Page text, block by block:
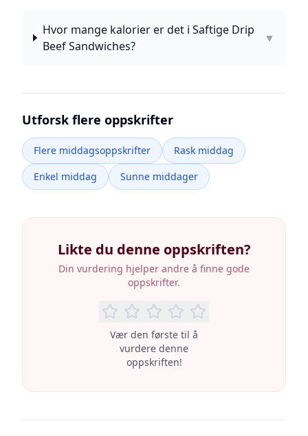
Hvor mange kalorier er det i Saftige Drip
Beef Sandwiches?
▼
Utforsk flere oppskrifter
Flere middagsoppskrifter
Rask middag
Enkel middag
Sunne middager
Likte du denne oppskriften?
Din vurdering hjelper andre å finne gode
oppskrifter.
Vær den første til å
vurdere denne
oppskriften!